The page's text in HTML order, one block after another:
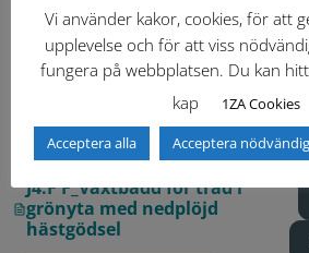
Nummer: J4:D
Revision:
Visa äldre
J4:F F_Växtbädd för träd i
grönyta med nedplöjd
hästgödsel
Vi använder kakor, cookies, för att
upplevelse och för att viss
fungera på webbplatsen. Du kan
kap
1ZA Cookies
Acceptera alla Acceptera